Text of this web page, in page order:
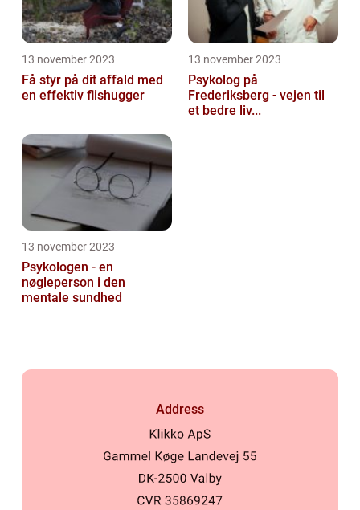
13 november 2023
Få styr på dit affald med
en effektiv flishugger
13 november 2023
Psykolog på
Frederiksberg - vejen til
et bedre liv...
13 november 2023
Psykologen - en
nøgleperson i den
mentale sundhed
Address